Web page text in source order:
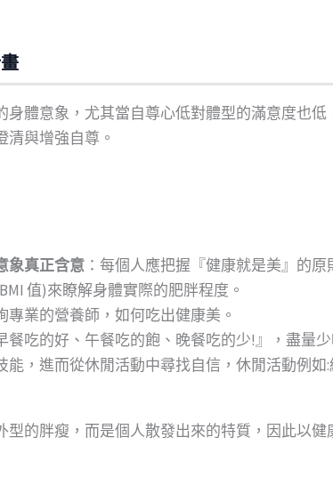
身體意象，尤其當自尊心低對體型的滿意度也
與增強自尊。
象真正含意：每個人應把握『健康就是美』的原
值)來瞭解身體實際的肥胖程度。
業的營養師，如何吃出健康美。
吃的好、午餐吃的飽、晚餐吃的少!』，盡量少
能，進而從休閒活動中尋找自信，休閒活動例
的胖瘦，而是個人散發出來的特質，因此以